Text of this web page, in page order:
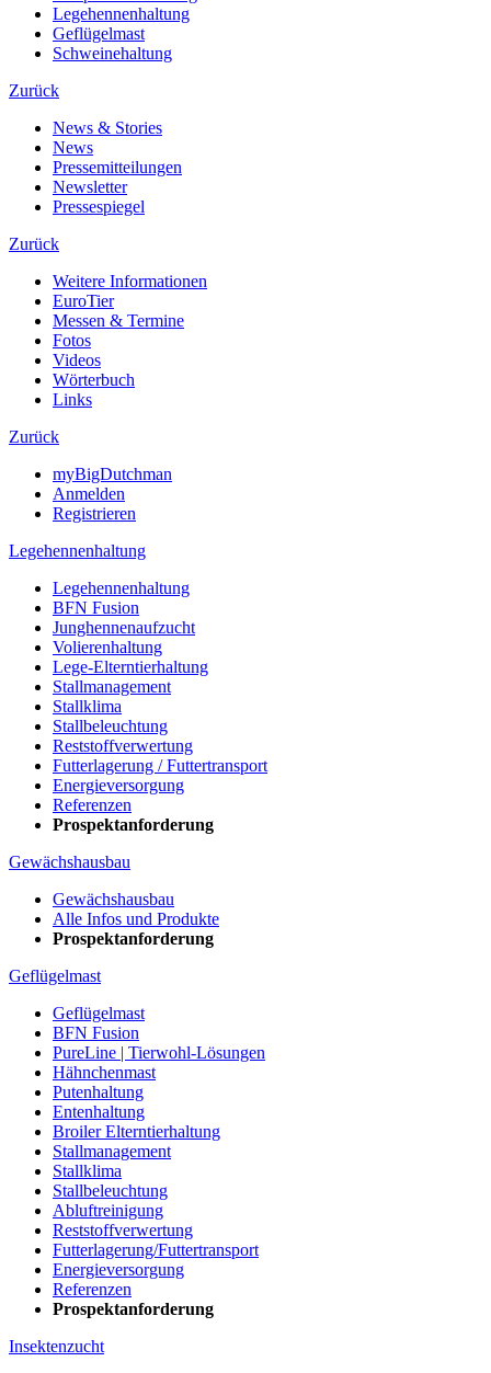
Legehennenhaltung
Geflügelmast
Schweinehaltung
Zurück
News & Stories
News
Pressemitteilungen
Newsletter
Pressespiegel
Zurück
Weitere Informationen
EuroTier
Messen & Termine
Fotos
Videos
Wörterbuch
Links
Zurück
myBigDutchman
Anmelden
Registrieren
Legehennenhaltung
Legehennenhaltung
BFN Fusion
Junghennenaufzucht
Volierenhaltung
Lege-Elterntierhaltung
Stallmanagement
Stallklima
Stallbeleuchtung
Reststoffverwertung
Futterlagerung / Futtertransport
Energieversorgung
Referenzen
Prospektanforderung
Gewächshausbau
Gewächshausbau
Alle Infos und Produkte
Prospektanforderung
Geflügelmast
Geflügelmast
BFN Fusion
PureLine | Tierwohl-Lösungen
Hähnchenmast
Putenhaltung
Entenhaltung
Broiler Elterntierhaltung
Stallmanagement
Stallklima
Stallbeleuchtung
Abluftreinigung
Reststoffverwertung
Futterlagerung/Futtertransport
Energieversorgung
Referenzen
Prospektanforderung
Insektenzucht